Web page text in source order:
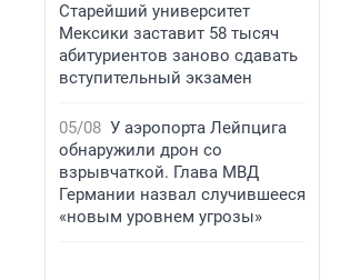
Старейший университет
Мексики заставит 58 тысяч
абитуриентов заново сдавать
вступительный экзамен
05/08 У аэропорта Лейпцига
обнаружили дрон со
взрывчаткой. Глава МВД
Германии назвал случившееся
«новым уровнем угрозы»